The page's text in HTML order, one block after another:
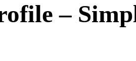
–